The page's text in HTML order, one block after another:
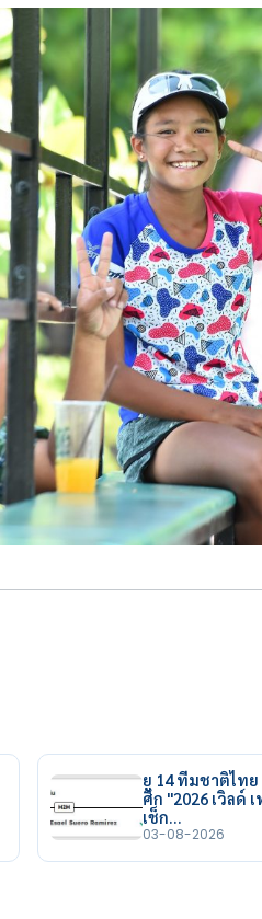
ยู 14 ทีมชาติไท
ศึก "2026 เวิลด์
เช็ก…
03-08-2026